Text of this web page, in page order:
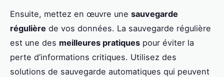
Ensuite, mettez en œuvre une sauvegarde
régulière de vos données. La sauvegarde régulière
est une des meilleures pratiques pour éviter la
perte d’informations critiques. Utilisez des
solutions de sauvegarde automatiques qui peuvent